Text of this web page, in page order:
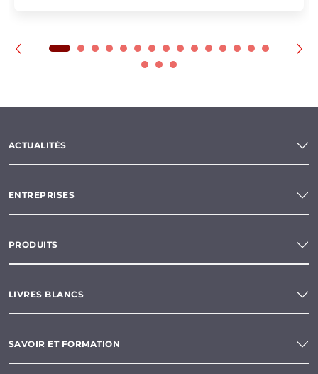
ACTUALITÉS
ENTREPRISES
PRODUITS
LIVRES BLANCS
SAVOIR ET FORMATION